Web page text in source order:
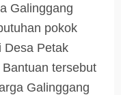
Galinggang
pokok
Desa Petak
tersebut
Galinggang